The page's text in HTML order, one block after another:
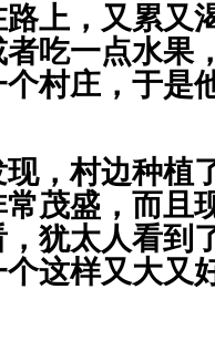
上，又累又
吃一点水果
村庄，于是
，村边种植
茂盛，而且
犹太人看到
这样又大又